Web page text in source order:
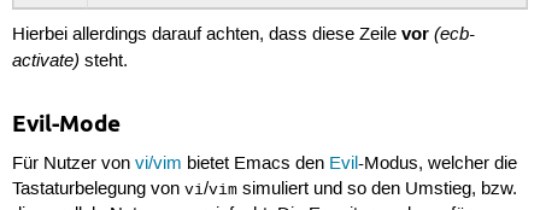
Hierbei allerdings darauf achten, dass diese Zeile vor (ecb-
activate) steht.
Evil-Mode
Für Nutzer von vi/vim bietet Emacs den Evil-Modus, welcher die
Tastaturbelegung von vi/vimsimuliert und so den Umstieg, bzw.